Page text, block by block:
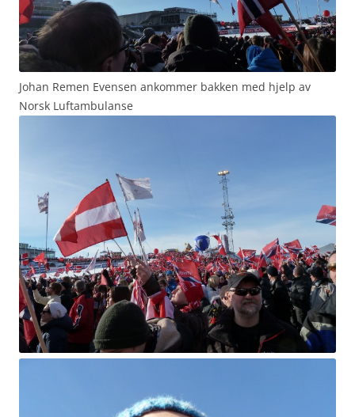
Johan Remen Evensen ankommer bakken med hjelp av
Norsk Luftambulanse